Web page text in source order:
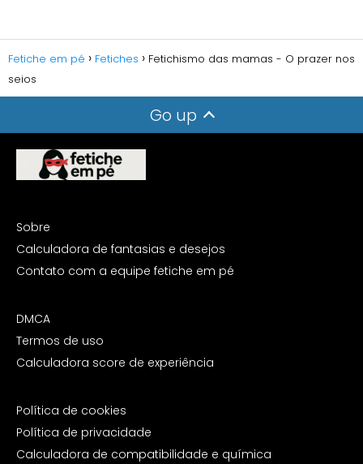
Fetiche em pé Fetiches
Fetichismo das mamas - O prazer nos
seios
Go up
Sobre
Calculadora de fantasias e desejos
Contato com a equipe fetiche em pé
DMCA
Termos de uso
Calculadora score de experiência
Política de cookies
Política de privacidade
Calculadora de compatibilidade e química